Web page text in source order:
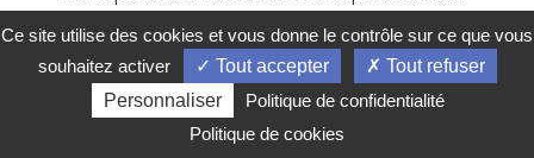
Gestion des cookies
Flux RSS
service-public.gouv.fr
legifrance.gouv.fr
info.gouv.fr
data.gouv.fr
2026 Direction générale du Trésor
Ce site utilise des cookies et vous donne le contrôle sur ce que vous
souhaitez activer
Tout accepter
Tout refuser
Personnaliser
Politique de confidentialité
Politique de cookies